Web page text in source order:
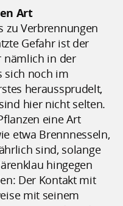
Art
zu Verbrennungen
Gefahr ist der
nämlich in der
sich noch im
heraussprudelt,
hier nicht selten.
eine Art
etwa Brennnesseln,
sind, solange
hingegen
Der Kontakt mit
mit seinem